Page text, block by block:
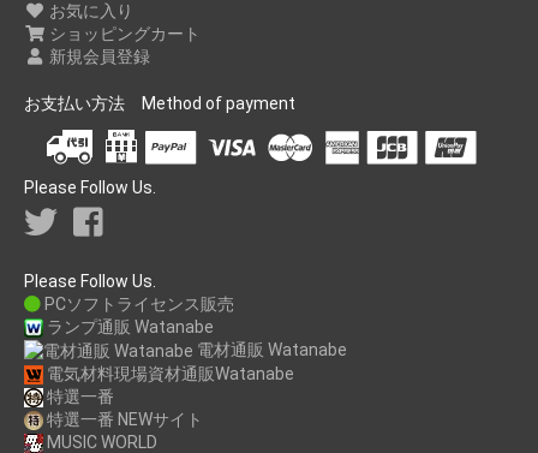
お気に入り
ショッピングカート
新規会員登録
お支払い方法 Method of payment
Please Follow Us.
Please Follow Us.
PCソフトライセンス販売
ランプ通販 Watanabe
電材通販 Watanabe
電気材料現場資材通販Watanabe
特選一番
特選一番 NEWサイト
MUSIC WORLD